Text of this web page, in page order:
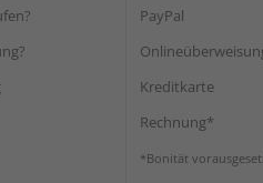
PayPal
Kreditkarte
Rechnung*
*Bonität